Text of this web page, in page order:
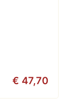
€ 47,70